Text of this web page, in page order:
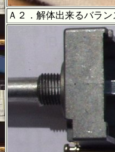
Ａ２．解体出来るバラ